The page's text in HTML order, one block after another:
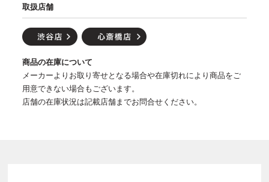
取扱店舗
商品の在庫について
メーカーよりお取り寄せとなる場合や在庫切れにより商品をご
用意できない場合もございます。
店舗の在庫状況は記載店舗までお問合せください。